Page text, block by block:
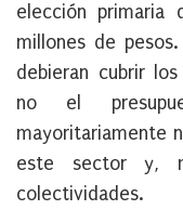
elección primaria
millones de
debieran cubrir
no el
mayoritariamente
este sector y,
colectividades.